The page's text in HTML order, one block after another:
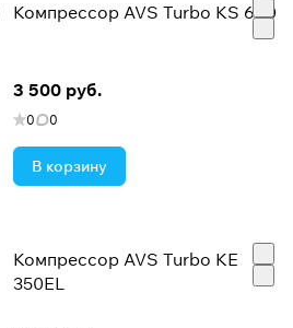
Компрессор AVS Turbo KS 600
3 500 руб.
0 0
В корзину
Компрессор AVS Turbo KE
350EL